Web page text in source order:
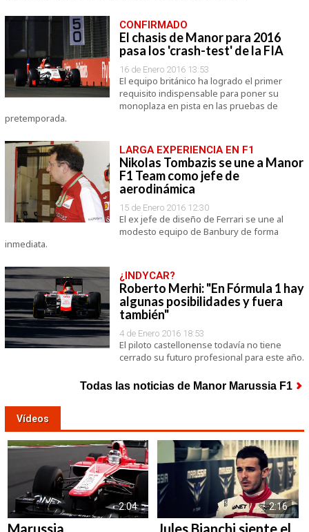
CONFIRMADO
El chasis de Manor para 2016
pasa los 'crash-test' de la FIA
16 de Enero 2016 13:53
El equipo británico ha logrado el primer
requisito indispensable para poner su
monoplaza en pista en las pruebas de
pretemporada.
LARGA EXPERIENCIA EN F1
Nikolas Tombazis se une a Manor
F1 Team como jefe de
aerodinámica
15 de Enero 2016 12:30
El ex jefe de diseño de Ferrari se une al
modesto equipo de Banbury de forma
inmediata.
¿INDYCAR?
Roberto Merhi: "En Fórmula 1 hay
algunas posibilidades y fuera
también"
4 de Enero 2016 18:53
El piloto castellonense todavía no tiene
cerrado su futuro profesional para este año.
Todas las noticias de Manor Marussia F1
Vídeos
2:04
Marussia,
2:16
Jules Bianchi siente el